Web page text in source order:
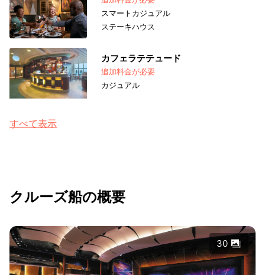
スマートカジュアル
ステーキハウス
カフェラテテュード
追加料金が必要
カジュアル
すべて表示
クルーズ船の概要
30